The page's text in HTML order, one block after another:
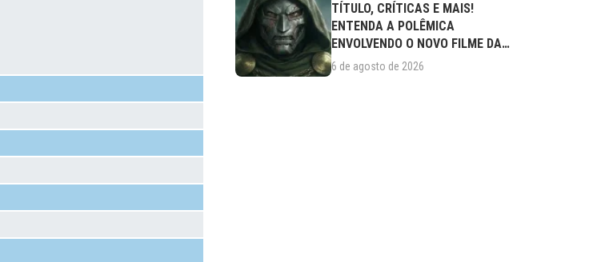
TÍTULO, CRÍTICAS E MAIS!
ENTENDA A POLÊMICA
ENVOLVENDO O NOVO FILME DA
MARVEL
6 de agosto de 2026